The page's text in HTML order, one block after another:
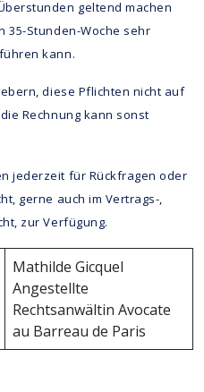
geltend machen
35-Stunden-Woche sehr
kann.
diese Pflichten nicht auf
Rechnung kann sonst
jederzeit für Rückfragen oder
gerne auch im Vertrags-,
zur Verfügung.
Mathilde Gicquel
Angestellte
Rechtsanwältin Avocate
au Barreau de Paris